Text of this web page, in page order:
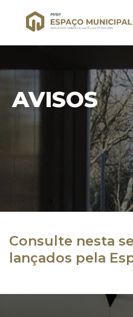
AVISOS
Consulte nesta
lançados pela